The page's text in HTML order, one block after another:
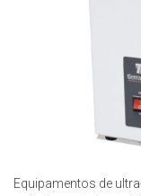
Equipamentos de